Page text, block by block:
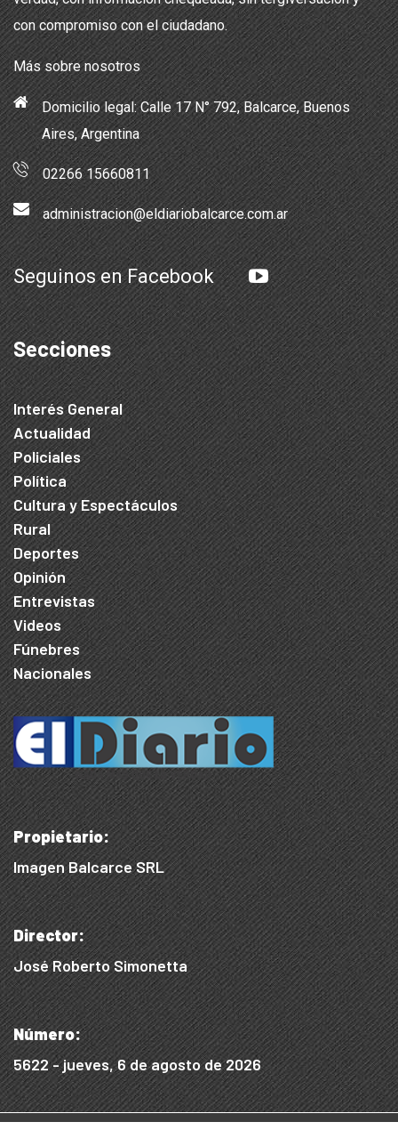
con compromiso con el ciudadano.
Más sobre nosotros
Domicilio legal: Calle 17 N° 792, Balcarce, Buenos
Aires, Argentina
02266 15660811
administracion@eldiariobalcarce.com.ar
Seguinos en Facebook
Secciones
Interés General
Actualidad
Policiales
Política
Cultura y Espectáculos
Rural
Deportes
Opinión
Entrevistas
Videos
Fúnebres
Nacionales
Propietario:
Imagen Balcarce SRL
Director:
José Roberto Simonetta
Número:
5622 - jueves, 6 de agosto de 2026